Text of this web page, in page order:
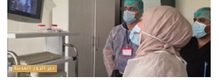
دير الزور المدينة